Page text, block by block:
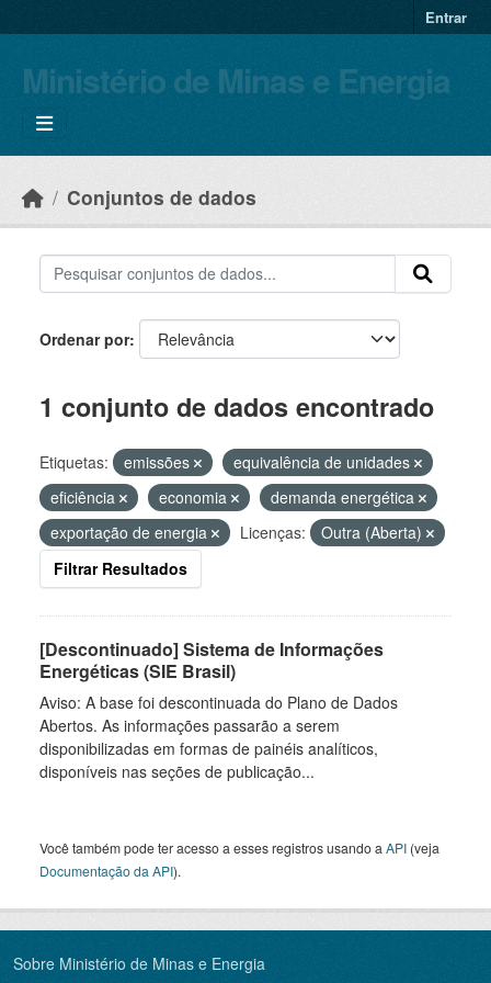
Entrar
Ministério de Minas e Energia
Conjuntos de dados
Ordenar por
1 conjunto de dados encontrado
Etiquetas: emissões
equivalência de unidades
eficiência
economia
demanda energética
exportação de energia
Licenças:
Outra (Aberta)
Filtrar Resultados
[Descontinuado] Sistema de Informações
Energéticas (SIE Brasil)
Aviso: A base foi descontinuada do Plano de Dados
Abertos. As informações passarão a serem
disponibilizadas em formas de painéis analíticos,
disponíveis nas seções de publicação...
Você também pode ter acesso a esses registros usando a API (veja
Documentação da API).
Sobre Ministério de Minas e Energia